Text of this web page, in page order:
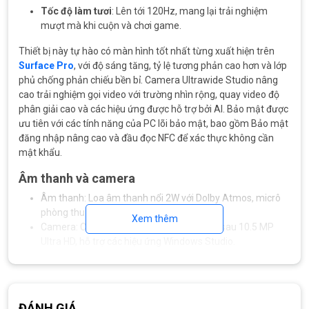
Tốc độ làm tươi: Lên tới 120Hz, mang lại trải nghiệm
mượt mà khi cuộn và chơi game.
Thiết bị này tự hào có màn hình tốt nhất từng xuất hiện trên
Surface Pro, với độ sáng tăng, tỷ lệ tương phản cao hơn và lớp
phủ chống phản chiếu bền bỉ. Camera Ultrawide Studio nâng
cao trải nghiệm gọi video với trường nhìn rộng, quay video độ
phân giải cao và các hiệu ứng được hỗ trợ bởi AI. Bảo mật được
ưu tiên với các tính năng của PC lõi bảo mật, bao gồm Bảo mật
đăng nhập nâng cao và đầu đọc NFC để xác thực không cần
mật khẩu.
Âm thanh và camera
Âm thanh: Loa âm thanh nổi 2W với Dolby Atmos, micrô
phòng thu kép.
Camera: Camera trước 1440p và camera sau 10.5 MP
Xem thêm